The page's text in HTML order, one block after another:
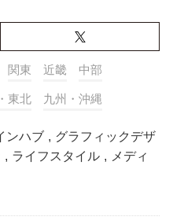
関東 近畿 中部
東北 九州・沖縄
ンハブ , グラフィックデザ
, ライフスタイル , メディ